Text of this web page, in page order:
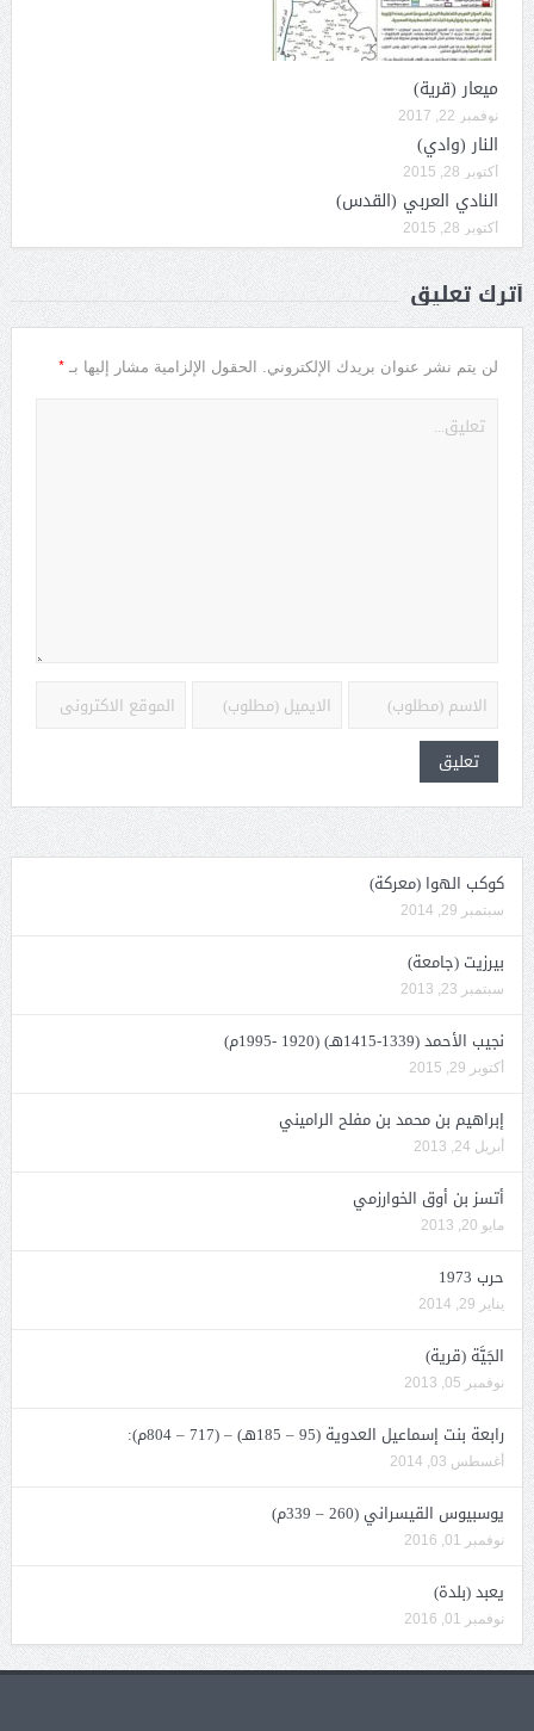
ميعار (قرية)
نوفمبر 22, 2017
النار (وادي)
أكتوبر 28, 2015
النادي العربي (القدس)
أكتوبر 28, 2015
أترك تعليق
لن يتم نشر عنوان بريدك الإلكتروني. الحقول الإلزامية مشار إليها بـ *
كوكب الهوا (معركة)
سبتمبر 29, 2014
بيرزيت (جامعة)
سبتمبر 23, 2013
نجيب الأحمد (1339-1415هـ) (1920 -1995م)
أكتوبر 29, 2015
إبراهيم بن محمد بن مفلح الراميني
أبريل 24, 2013
أتسز بن أوق الخوارزمي
مايو 20, 2013
حرب 1973
يناير 29, 2014
الجَيَّة (قرية)
نوفمبر 05, 2013
رابعة بنت إسماعيل العدوية (95 – 185هـ) – (717 – 804م):
أغسطس 03, 2014
يوسبيوس القيسراني (260 – 339م)
نوفمبر 01, 2016
يعبد (بلدة)
نوفمبر 01, 2016